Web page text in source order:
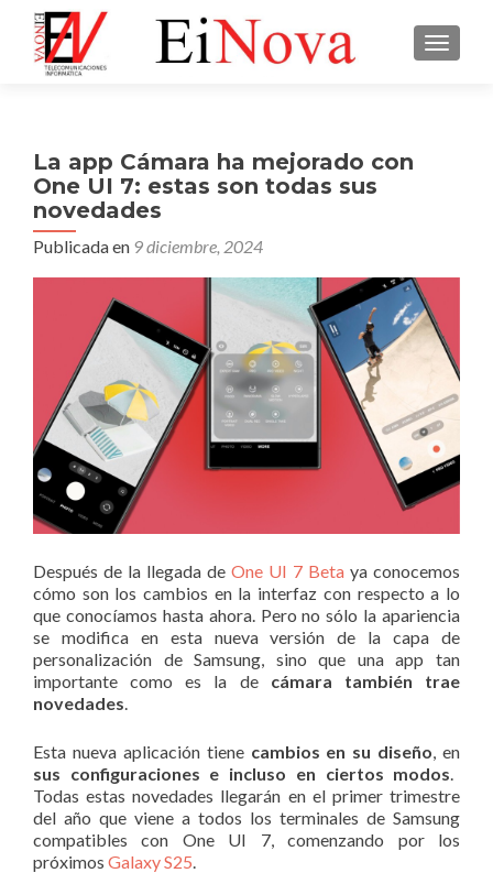
La app Cámara ha mejorado con
One UI 7: estas son todas sus
novedades
Publicada en 9 diciembre, 2024
Después de la llegada de One UI 7 Beta ya conocemos
cómo son los cambios en la interfaz con respecto a lo
que conocíamos hasta ahora. Pero no sólo la apariencia
se modifica en esta nueva versión de la capa de
personalización de Samsung, sino que una app tan
importante como es la de cámara también trae
novedades
Esta nueva aplicación tiene cambios en su diseño , en
sus configuraciones e incluso en ciertos modos
Todas estas novedades llegarán en el primer trimestre
del año que viene a todos los terminales de Samsung
compatibles con One UI 7, comenzando por los
próximos Galaxy S25